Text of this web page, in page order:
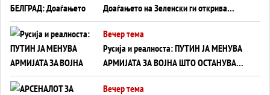
Доаѓањето на Зеленски ги открива
тајните на политиката на балансирање
на Вучиќ
Вечер тема
Русија и реалноста: ПУТИН ЈА МЕНУВА
АРМИЈАТА ЗА ВОЈНА ШТО ОСТАНУВА
БЕЗ ФРОНТ
Вечер тема